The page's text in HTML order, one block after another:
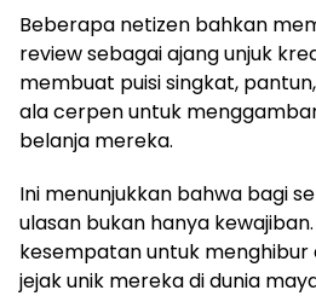
Beberapa netizen bahkan
review sebagai ajang unjuk
membuat puisi singkat,
ala cerpen untuk
belanja mereka.
Ini menunjukkan bahwa bagi
ulasan bukan hanya
kesempatan untuk menghibur
jejak unik mereka di dunia